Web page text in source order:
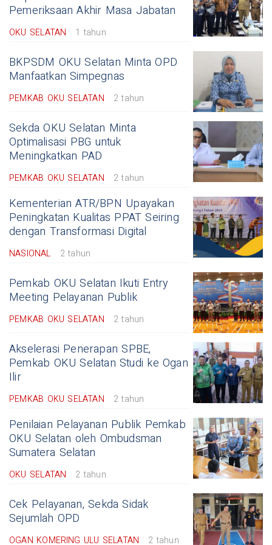
Pemeriksaan Akhir Masa Jabatan
OKU SELATAN 1 tahun
BKPSDM OKU Selatan Minta OPD
Manfaatkan Simpegnas
PEMKAB OKU SELATAN 2 tahun
Sekda OKU Selatan Minta
Optimalisasi PBG untuk
Meningkatkan PAD
PEMKAB OKU SELATAN 2 tahun
Kementerian ATR/BPN Upayakan
Peningkatan Kualitas PPAT Seiring
dengan Transformasi Digital
NASIONAL 2 tahun
Pemkab OKU Selatan Ikuti Entry
Meeting Pelayanan Publik
PEMKAB OKU SELATAN 2 tahun
Akselerasi Penerapan SPBE,
Pemkab OKU Selatan Studi ke Ogan
Ilir
PEMKAB OKU SELATAN 2 tahun
Penilaian Pelayanan Publik Pemkab
OKU Selatan oleh Ombudsman
Sumatera Selatan
OKU SELATAN 2 tahun
Cek Pelayanan, Sekda Sidak
Sejumlah OPD
OGAN KOMERING ULU SELATAN 2 tahun